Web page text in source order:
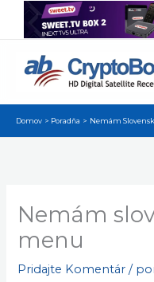
Preskočiť
Domov Poradňa Nemám
Nemám
menu
Pridajte Komentár /